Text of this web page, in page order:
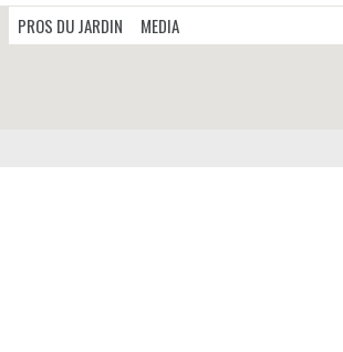
PROS DU JARDIN MEDIA